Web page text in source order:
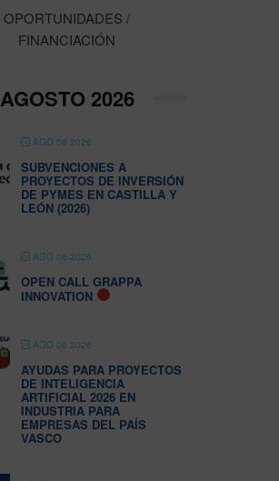
OPORTUNIDADES /
FINANCIACIÓN
AGOSTO 2026
AGO 06 2026
SUBVENCIONES A
PROYECTOS DE INVERSIÓN
DE PYMES EN CASTILLA Y
LEÓN (2026)
AGO 06 2026
OPEN CALL GRAPPA
INNOVATION
AGO 06 2026
AYUDAS PARA PROYECTOS
DE INTELIGENCIA
ARTIFICIAL 2026 EN
INDUSTRIA PARA
EMPRESAS DEL PAÍS
VASCO